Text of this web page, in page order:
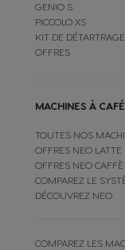
GENIO S
PICCOLO XS
KIT DE DÉTARTRAGE
OFFRES
MACHINES À
TOUTES NOS
OFFRES NEO LATTE
OFFRES NEO CAFFÈ
COMPAREZ LE
DÉCOUVREZ NEO
COMPAREZ LES